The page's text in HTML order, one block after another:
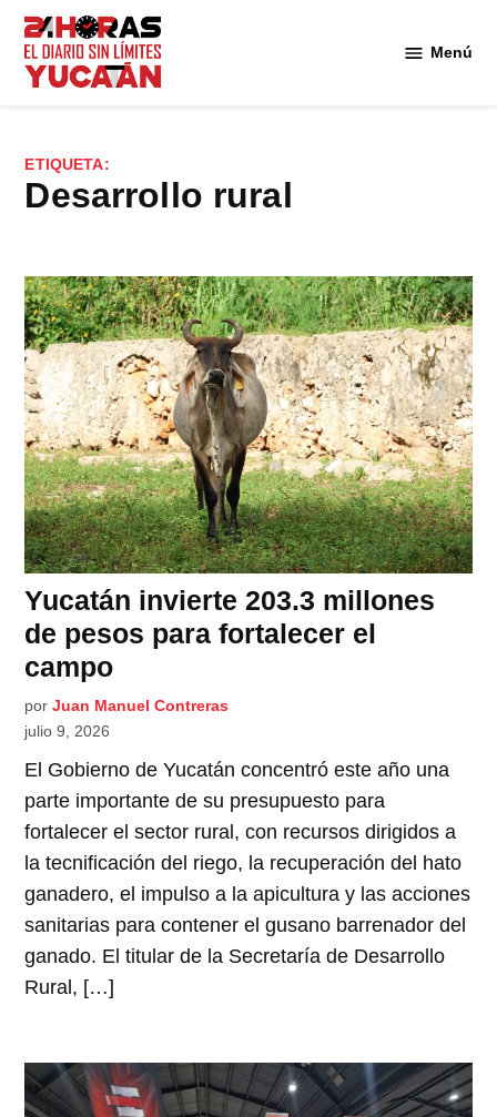
Saltar
contenido
Menú
ETIQUETA:
desarrollo rural
Yucatán invierte 203.3 millones
de pesos para fortalecer el
campo
por Juan Manuel Contreras
julio 9, 2026
El Gobierno de Yucatán concentró este año una
parte importante de su presupuesto para
fortalecer el sector rural, con recursos dirigidos a
la tecnificación del riego, la recuperación del hato
ganadero, el impulso a la apicultura y las acciones
sanitarias para contener el gusano barrenador del
ganado. El titular de la Secretaría de Desarrollo
Rural, […]